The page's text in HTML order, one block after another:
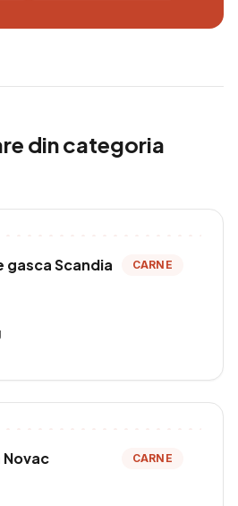
din categoria
gasca Scandia CARNE
Novac CARNE